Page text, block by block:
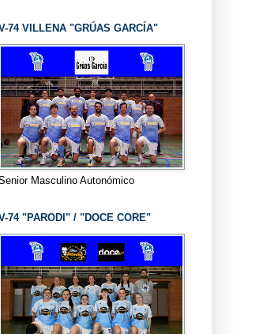
74 VILLENA "GRÚAS GARCÍA"
Masculino Autonómico
74 "PARODI" / "DOCE CORE"